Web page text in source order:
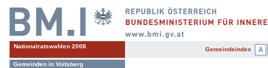
Nationalratswahlen 2008 Gemeindeindex A
Gemeinden in Voitsberg